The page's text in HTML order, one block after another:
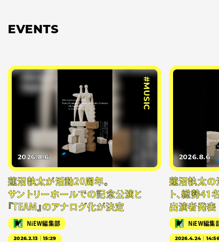
EVENTS
#MUSIC
2026.8.6
蓮沼執太が活動20周年。
サントリーホールでの記念公演と
『TEAM』のアナログ化が決定
NiEW編集部
2026.2.13｜15:29
2026.8.6
蓮沼執太の
ト、総勢41
出演者発表
NiEW編集
2026.4.24｜